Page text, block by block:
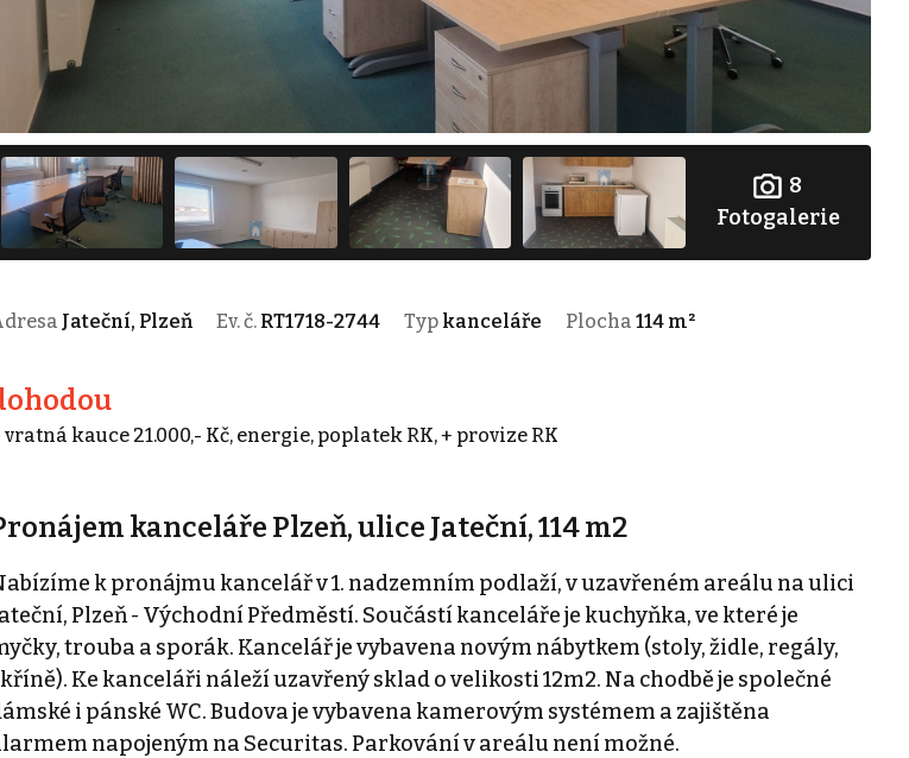
8
Fotogalerie
Jateční, Plzeň Ev. č. RT1718-2744 Typ kanceláře Plocha 114 m²
vratná kauce 21.000,- Kč, energie, poplatek RK, + provize RK
kanceláře Plzeň, ulice Jateční, 114 m2
k pronájmu kancelář v 1. nadzemním podlaží, v uzavřeném areálu na ulici
Plzeň - Východní Předměstí. Součástí kanceláře je kuchyňka, ve které je
trouba a sporák. Kancelář je vybavena novým nábytkem (stoly, židle, regály,
Ke kanceláři náleží uzavřený sklad o velikosti 12m2. Na chodbě je společné
i pánské WC. Budova je vybavena kamerovým systémem a zajištěna
napojeným na Securitas. Parkování v areálu není možné.